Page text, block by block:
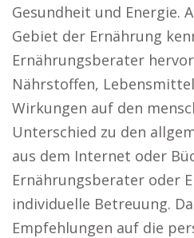
Gesundheit und Energie.
Gebiet der Ernährung
Ernährungsberater
Nährstoffen,
Wirkungen auf den
Unterschied zu den
aus dem Internet oder
Ernährungsberater oder
individuelle Betreuung.
Empfehlungen auf die